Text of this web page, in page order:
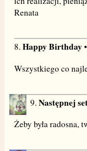
Renata
8. Happy Birthday
Wszystkiego co
9. Następnej
Żeby była radosna,